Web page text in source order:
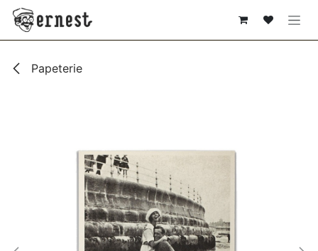
SE RENDRE AU CONTENU
Papeterie